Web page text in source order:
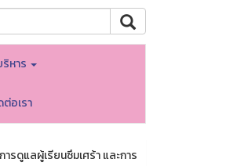
หาร
อเรา
ดูแลผู้เรียนซึมเศร้า และการ